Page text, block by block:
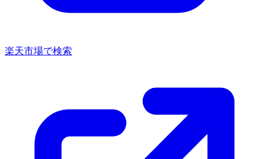
楽天市場で検索